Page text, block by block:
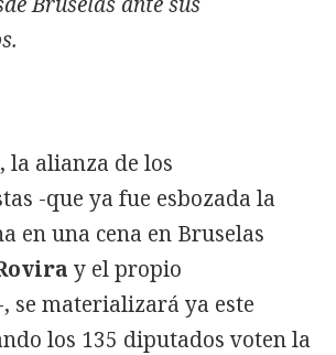
la alianza de los
-que ya fue esbozada la
en una cena en Bruselas
y el propio
, se materializará ya este
los 135 diputados voten la